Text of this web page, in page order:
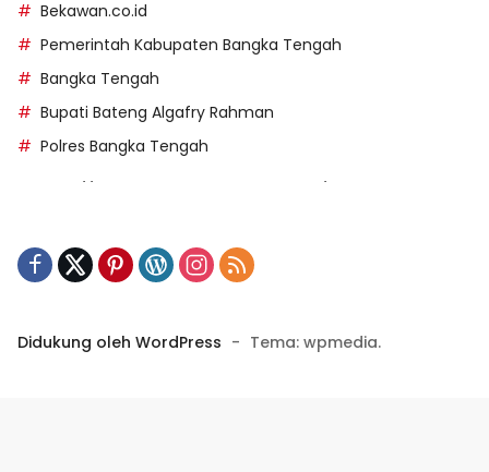
Bekawan.co.id
Pemerintah Kabupaten Bangka Tengah
Bangka Tengah
Bupati Bateng Algafry Rahman
Polres Bangka Tengah
https://kecsitim.sitarokab.go.id/
Didukung oleh WordPress - Tema: wpmedia.